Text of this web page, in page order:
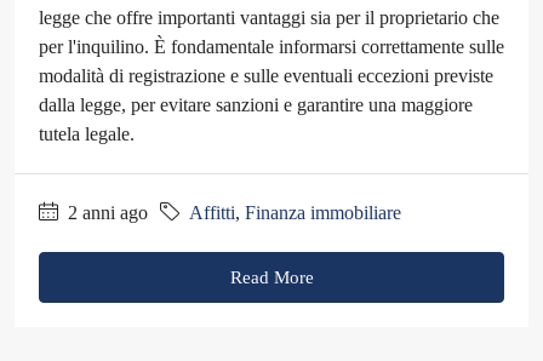
legge che offre importanti vantaggi sia per il proprietario che
per l'inquilino. È fondamentale informarsi correttamente sulle
modalità di registrazione e sulle eventuali eccezioni previste
dalla legge, per evitare sanzioni e garantire una maggiore
tutela legale.
2 anni ago Affitti, Finanza immobiliare
Read More